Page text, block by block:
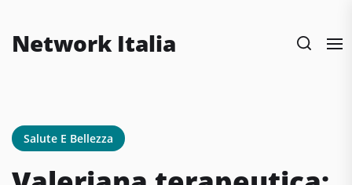
theNetwork Italia
Salute E Bellezza